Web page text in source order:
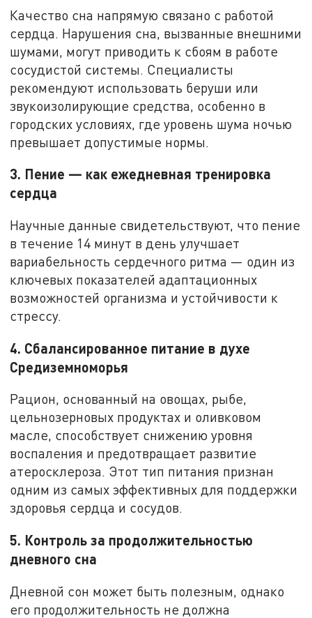
Качество сна напрямую связано с работой
сердца. Нарушения сна, вызванные внешними
шумами, могут приводить к сбоям в работе
сосудистой системы. Специалисты
рекомендуют использовать беруши или
звукоизолирующие средства, особенно в
городских условиях, где уровень шума ночью
превышает допустимые нормы.
3. Пение — как ежедневная тренировка
сердца
Научные данные свидетельствуют, что пение
в течение 14 минут в день улучшает
вариабельность сердечного ритма — один из
ключевых показателей адаптационных
возможностей организма и устойчивости к
стрессу.
4. Сбалансированное питание в духе
Средиземноморья
Рацион, основанный на овощах, рыбе,
цельнозерновых продуктах и оливковом
масле, способствует снижению уровня
воспаления и предотвращает развитие
атеросклероза. Этот тип питания признан
одним из самых эффективных для поддержки
здоровья сердца и сосудов.
5. Контроль за продолжительностью
дневного сна
Дневной сон может быть полезным, однако
его продолжительность не должна